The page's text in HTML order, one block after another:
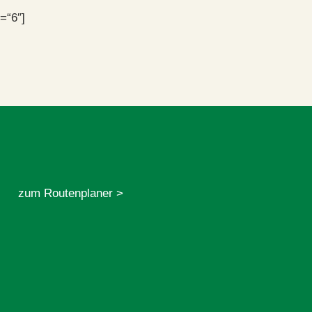
zum Routenplaner >